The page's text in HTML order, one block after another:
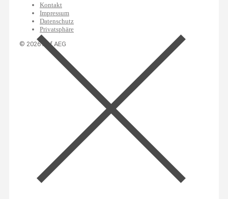
Kontakt
Impressum
Datenschutz
Privatsphäre
© 2026 Auf AEG